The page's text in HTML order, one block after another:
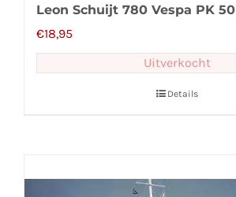
Leon Schuijt 780 Vespa PK 50
€18,95
Uitverkocht
Details